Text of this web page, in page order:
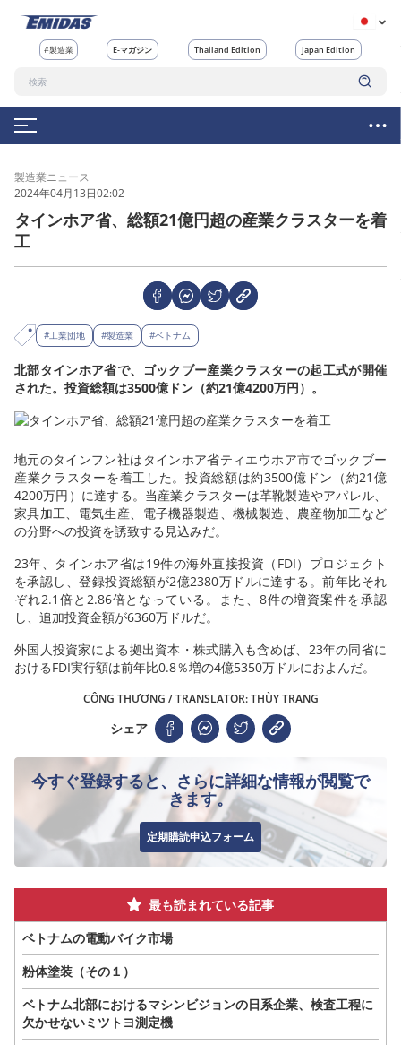
#製造業 E-マガジン Thailand Edition Japan Edition
製造業ニュース
2024年04月13日02:02
タインホア省、総額21億円超の産業クラスターを着
工
#工業団地 #製造業 #ベトナム
北部タインホア省で、ゴックブー産業クラスターの起工式が開催
された。投資総額は3500億ドン（約21億4200万円）。
地元のタインフン社はタインホア省ティエウホア市でゴックブー
産業クラスターを着工した。投資総額は約3500億ドン（約21億
4200万円）に達する。当産業クラスターは革靴製造やアパレル、
家具加工、電気生産、電子機器製造、機械製造、農産物加工など
の分野への投資を誘致する見込みだ。
23年、タインホア省は19件の海外直接投資（FDI）プロジェクト
を承認し、登録投資総額が2億2380万ドルに達する。前年比それ
ぞれ2.1倍と2.86倍となっている。また、8件の増資案件を承認
し、追加投資金額が6360万ドルだ。
外国人投資家による拠出資本・株式購入も含めば、23年の同省に
おけるFDI実行額は前年比0.8％増の4億5350万ドルにおよんだ。
CÔNG THƯƠNG / TRANSLATOR: THÙY TRANG
シェア
今すぐ登録すると、さらに詳細な情報が閲覧で
きます。
定期購読申込フォーム
最も読まれている記事
ベトナムの電動バイク市場
粉体塗装（その１）
ベトナム北部におけるマシンビジョンの日系企業、検査工程に
欠かせないミツトヨ測定機